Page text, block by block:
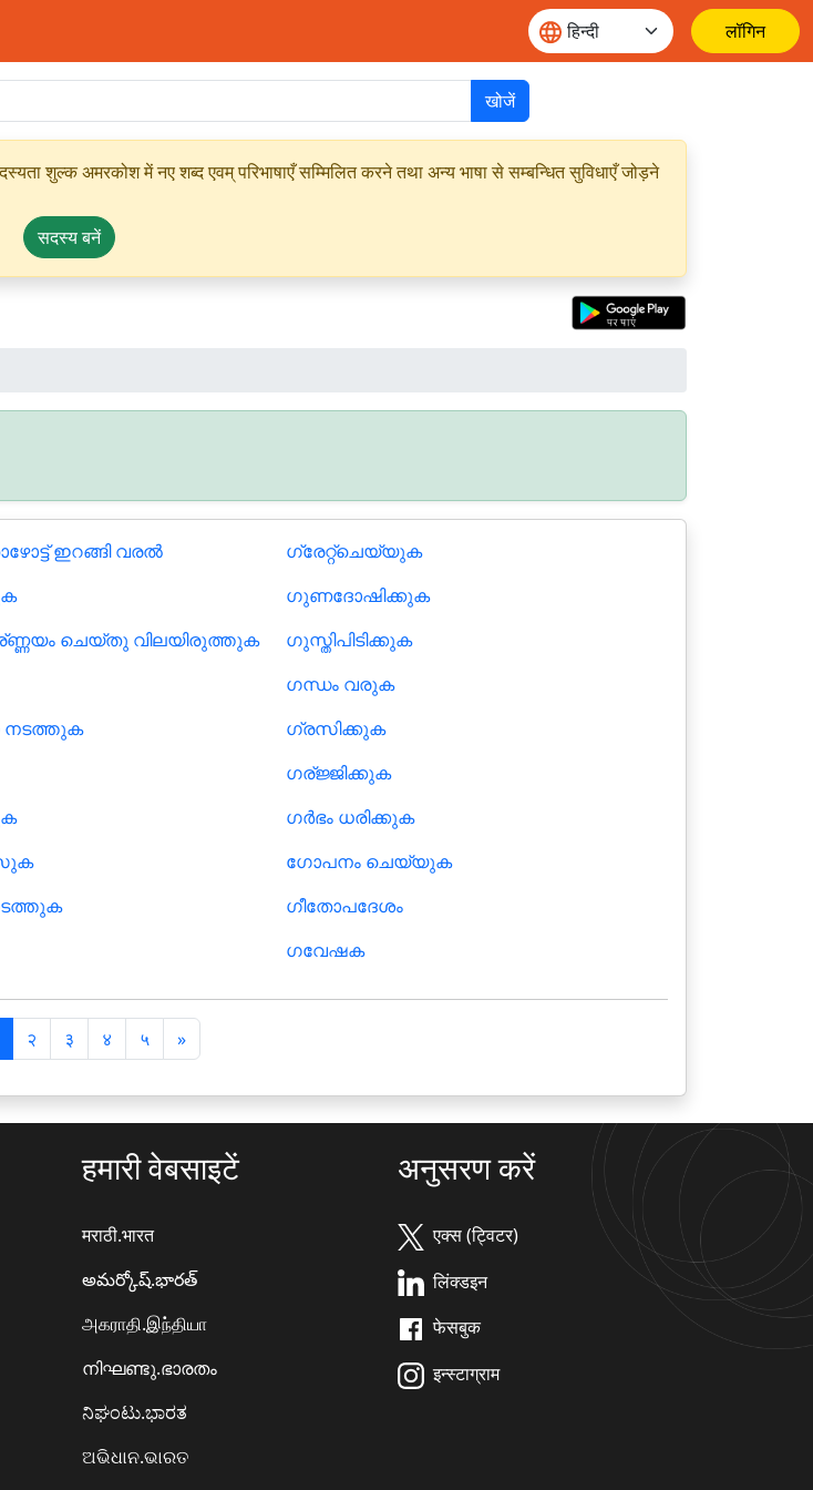
लॉगिन
खोजें
शुल्क अमरकोश में नए शब्द एवम् परिभाषाएँ सम्मिलित करने तथा अन्य भाषा से सम्बन्धित सुविधाएँ जोड़ने
सदस्य बनें
ഇറങ്ങി വരല്‍
ചെയ്തു വിലയിരുത്തുക
ഗ്രേറ്റ്ചെയ്യുക
ഗുണദോഷിക്കുക
ഗുസ്തിപിടിക്കുക
ഗന്ധം വരുക
ഗ്രസിക്കുക
ഗര്ജ്ജിക്കുക
ഗർഭം ധരിക്കുക
ഗോപനം ചെയ്യുക
ഗീതോപദേശം
ഗവേഷക
२ ३ ४ ५ »अ
ग
ला
हमारी वेबसाइटें
मराठी.भारत
అమర్కోష్.భారత్
அகராதி.இந்தியா
നിഘണ്ടു.ഭാരതം
ನಿಘಂಟು.ಭಾರತ
ଅଭିଧାନ.ଭାରତ
अनुसरण करें
एक्स (ट्विटर)
लिंक्डइन
फेसबुक
इन्स्टाग्राम